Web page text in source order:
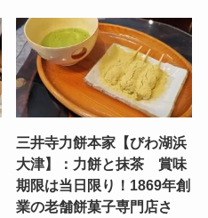
三井寺力餅本家【びわ湖浜
大津】：力餅と抹茶 賞味
期限は当日限り！1869年創
業の老舗餅菓子専門店さ